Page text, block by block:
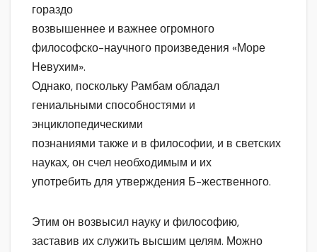
гораздо
возвышеннее и важнее огромного
философско-научного произведения «Море
Невухим».
Однако, поскольку Рамбам обладал
гениальными способностями и
энциклопедическими
познаниями также и в философии, и в светских
науках, он счел необходимым и их
употребить для утверждения Б-жественного.
Этим он возвысил науку и философию,
заставив их служить высшим целям. Можно